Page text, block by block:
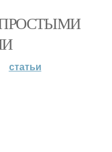
статьи